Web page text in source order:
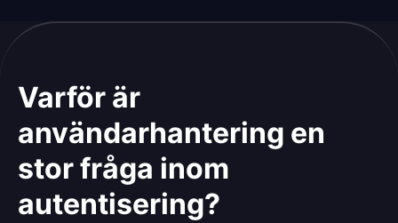
Varför är
användarhantering en
stor fråga inom
autentisering?